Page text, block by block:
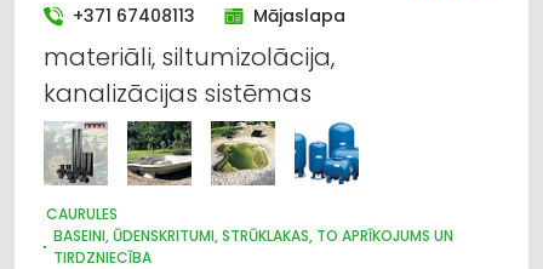
+371 67408113 Mājaslapa
materiāli, siltumizolācija,
kanalizācijas sistēmas
CAURULES
BASEINI, ŪDENSKRITUMI, STRŪKLAKAS, TO APRĪKOJUMS UN
TIRDZNIECĪBA